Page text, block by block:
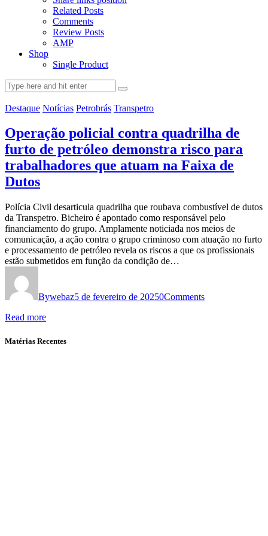
Related Posts
Comments
Review Posts
AMP
Shop
Single Product
Destaque Notícias Petrobrás Transpetro
Operação policial contra quadrilha de
furto de petróleo demonstra risco para
trabalhadores que atuam na Faixa de
Dutos
Polícia Civil desarticula quadrilha que roubava combustível de dutos
da Transpetro. Bicheiro é apontado como responsável pelo
financiamento do grupo. Amplamente noticiada nos meios de
comunicação, a ação contra o grupo criminoso com atuação no furto
e processamento de petróleo revela os riscos a que os profissionais
estão submetidos em função da condição de…
Bywebaz5 de fevereiro de 20250Comments
Read more
Matérias Recentes